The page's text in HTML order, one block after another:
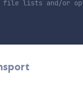
lists and/or